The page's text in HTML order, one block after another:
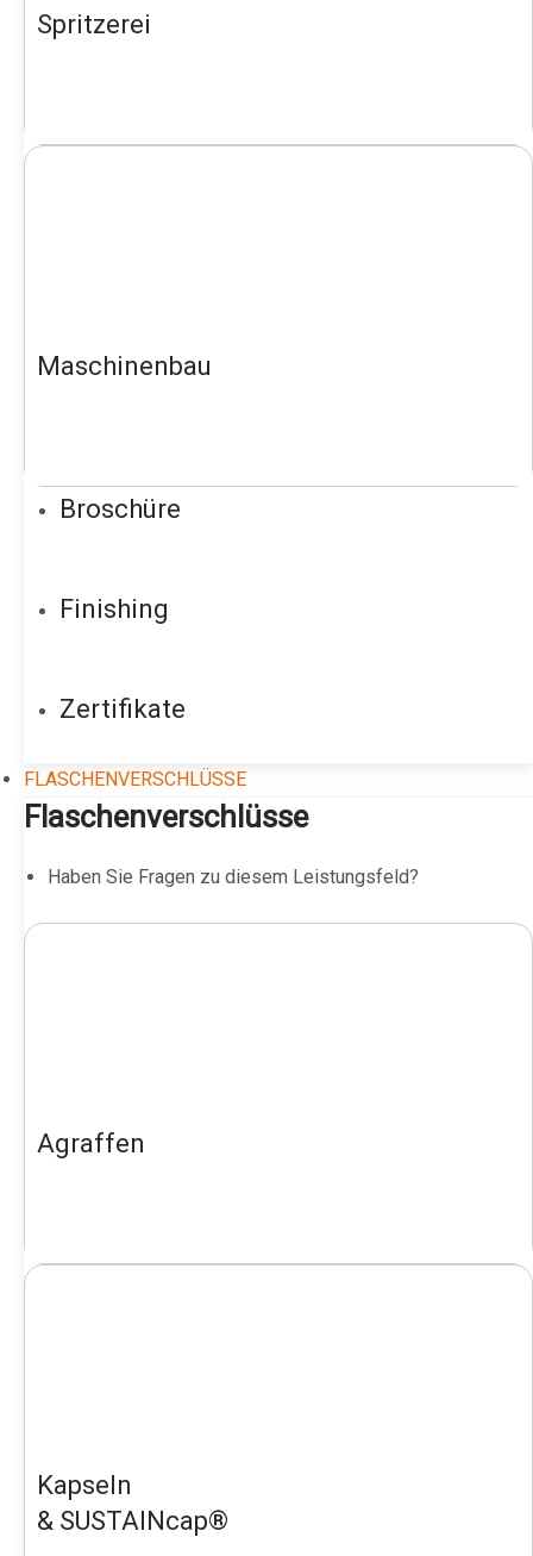
Spritzerei
Maschinenbau
Broschüre
Finishing
Zertifikate
FLASCHENVERSCHLÜSSE
Flaschenverschlüsse
Haben Sie Fragen zu diesem Leistungsfeld?
Agraffen
Kapseln
& SUSTAINcap®